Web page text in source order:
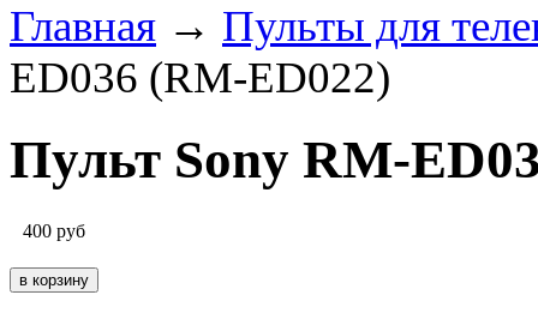
Главная → Пульты для
ED036 (RM-ED022)
Пульт Sony RM-
400 руб